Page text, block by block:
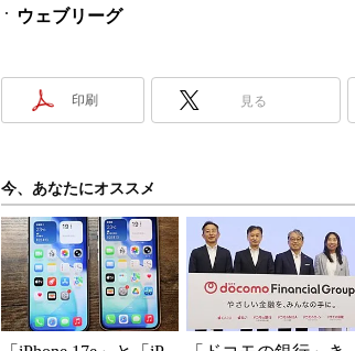
ウェブリーグ
印刷 見る
今、あなたにオススメ